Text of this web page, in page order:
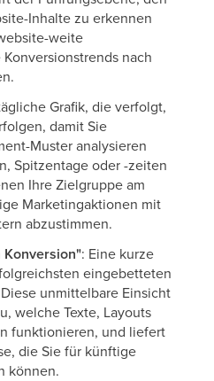
Inhalte zu erkennen
weite
nach
Grafik, die verfolgt,
damit Sie
Muster analysieren
Spitzentage oder -zeiten
Ihre Zielgruppe am
Marketingaktionen mit
abzustimmen.
Konversion": Eine kurze
eingebetteten
unmittelbare Einsicht
welche Texte, Layouts
funktionieren, und liefert
die Sie für künftige
können.